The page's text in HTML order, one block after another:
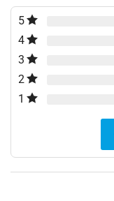
5
4
3
2
1